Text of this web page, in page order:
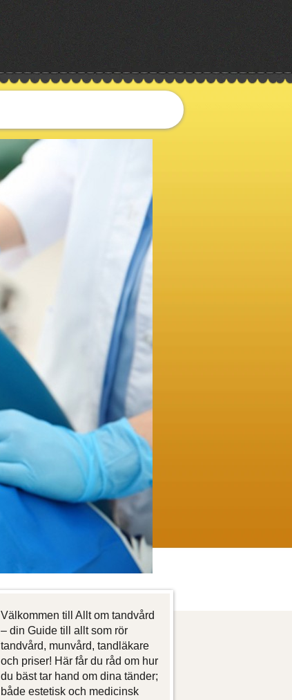
Välkommen till Allt om tandvård
– din Guide till allt som rör
tandvård, munvård, tandläkare
och priser! Här får du råd om hur
du bäst tar hand om dina tänder;
både estetisk och medicinsk